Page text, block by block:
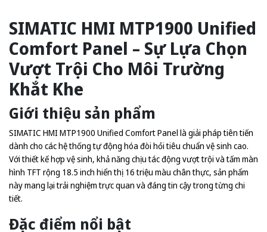
SIMATIC HMI MTP1900 Unified
Comfort Panel – Sự Lựa Chọn
Vượt Trội Cho Môi Trường
Khắt Khe
Giới thiệu sản phẩm
SIMATIC HMI MTP1900 Unified Comfort Panel là giải pháp tiên tiến
dành cho các hệ thống tự động hóa đòi hỏi tiêu chuẩn vệ sinh cao.
Với thiết kế hợp vệ sinh, khả năng chịu tác động vượt trội và tấm màn
hình TFT rộng 18.5 inch hiển thị 16 triệu màu chân thực, sản phẩm
này mang lại trải nghiệm trực quan và đáng tin cậy trong từng chi
tiết.
Đặc điểm nổi bật